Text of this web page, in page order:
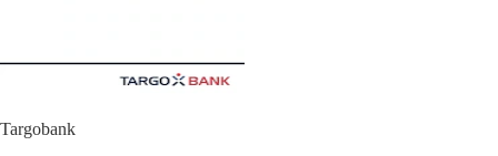
Targobank